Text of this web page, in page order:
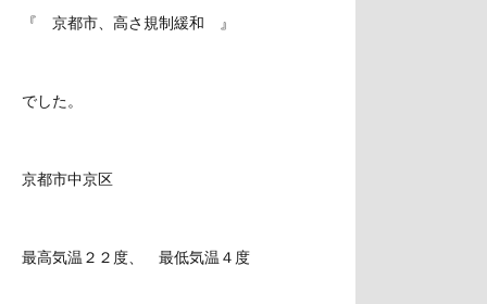
『 京都市、高さ規制緩和 』
でした。
京都市中京区
最高気温２２度、 最低気温４度